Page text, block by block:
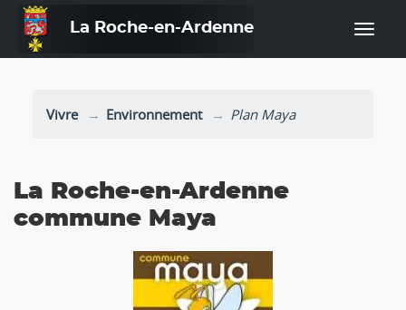
La Roche-en-Ardenne
Vivre Environnement Plan Maya
La Roche-en-Ardenne
commune Maya